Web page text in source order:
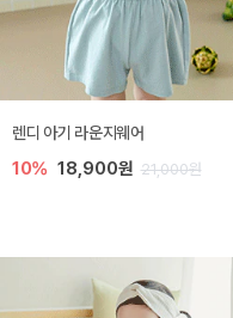
렌디 아기 라운지웨어
10% 18,900원 21,000원